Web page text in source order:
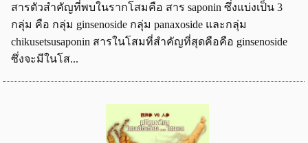
สารตัวสำคัญที่พบในรากโสมคือ สาร saponin ซึ่งแบ่งเป็น 3
กลุ่ม คือ กลุ่ม ginsenoside กลุ่ม panaxoside และกลุ่ม
chikusetsusaponin สารในโสมที่สำคัญที่สุดคือคือ ginsenoside
ซึ่งจะมีในโส...